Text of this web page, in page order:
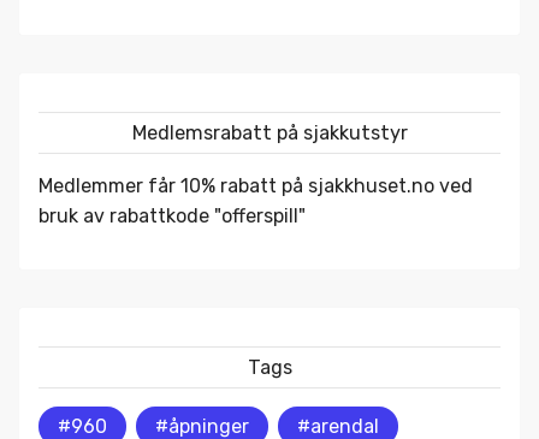
Medlemsrabatt på sjakkutstyr
Medlemmer får 10% rabatt på sjakkhuset.no ved
bruk av rabattkode "offerspill"
Tags
#960 #åpninger #arendal